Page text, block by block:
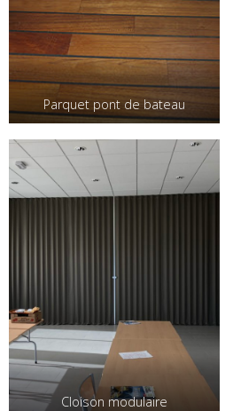
Parquet pont de bateau
Cloison modulaire